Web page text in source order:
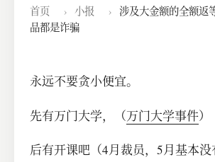
首页 › 小报 ›
涉及大金额的全额返
品都是诈骗
永远不要贪小便宜。
先有万门大学，（万门大学事件）
后有开课吧（4月裁员，5月基本